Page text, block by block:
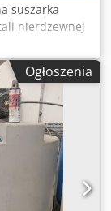
suszarka
nierdzewnej
ma
prostego
Zawiera (1)
AF07
koła 63
zestawie
powietrza o
produkt,
Ogłoszenia